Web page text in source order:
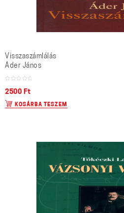
Visszaszámlálás
Áder János
2500 Ft
KOSÁRBA TESZEM